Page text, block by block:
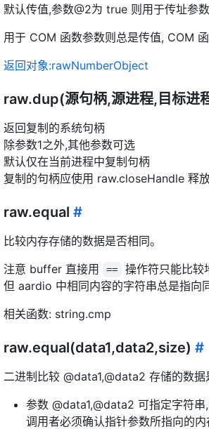
默认传值,参数@2为 true 则用于传址参
用于 COM 函数参数则总是传值, COM
返回对象:rawNumberObject
raw.dup(源句柄,源进程,目标进
返回复制的系统句柄
除参数1之外,其他参数可选
默认仅在当前进程中复制句柄
复制的句柄应使用 raw.closeHandle 释
raw.equal #
比较内存存储的数据是否相同。
注意 buffer 直接用
==
操作符只能比较
但 aardio 中相同内容的字符串总是指向
相关函数: string.cmp
raw.equal(data1,data2,size) #
二进制比较 @data1,@data2 存储的数据
参数 @data1,@data2 可指定字符
调用者必须确认指针参数所指向的